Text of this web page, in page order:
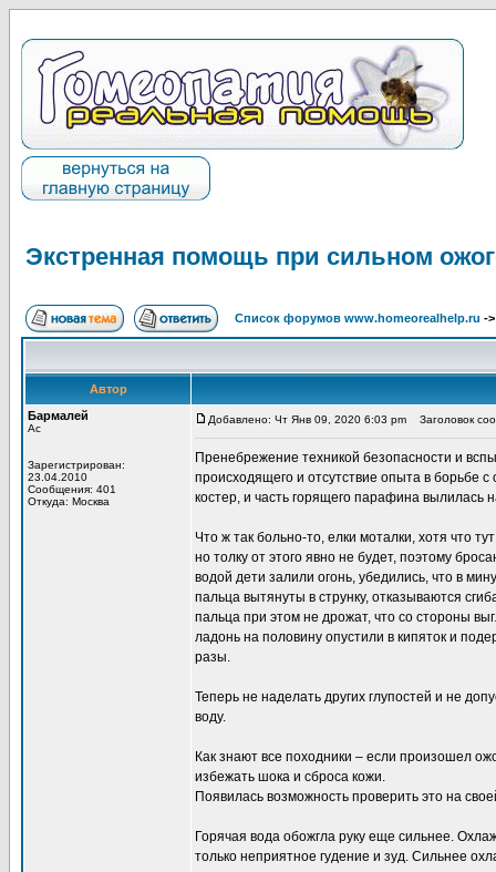
Экстренная помощь при сильном
Список форумов www.homeorealhelp.ru -
Автор
Бармалей
Ас
Зарегистрирован:
23.04.2010
Сообщения: 401
Откуда: Москва
Добавлено: Чт Янв 09, 2020 6:03 pm Заголовок
Пренебрежение техникой безопасности и
происходящего и отсутствие опыта в борьбе
костер, и часть горящего парафина вылилась
Что ж так больно-то, елки моталки, хотя что
но толку от этого явно не будет, поэтому
водой дети залили огонь, убедились, что в
пальца вытянуты в струнку, отказываются
пальца при этом не дрожат, что со стороны
ладонь на половину опустили в кипяток и
разы.
Теперь не наделать других глупостей и не
воду.
Как знают все походники – если произошел
избежать шока и сброса кожи.
Появилась возможность проверить это на
Горячая вода обожгла руку еще сильнее.
только неприятное гудение и зуд. Сильнее